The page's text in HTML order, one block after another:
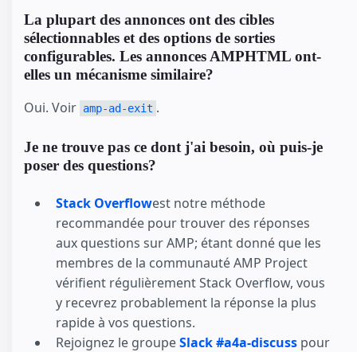
La plupart des annonces ont des cibles
sélectionnables et des options de sorties
configurables. Les annonces AMPHTML ont-
elles un mécanisme similaire?
Oui. Voir amp-ad-exit .
Je ne trouve pas ce dont j'ai besoin, où puis-je
poser des questions?
Stack Overflowest notre méthode
recommandée pour trouver des réponses
aux questions sur AMP; étant donné que les
membres de la communauté AMP Project
vérifient régulièrement Stack Overflow, vous
y recevrez probablement la réponse la plus
rapide à vos questions.
Rejoignez le groupeSlack #a4a-discuss pour